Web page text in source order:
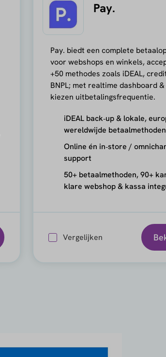
Pay.
Pay. biedt een complete
voor webshops en winkels,
+50 methodes zoals iDEAL,
BNPL; met realtime dashboard
kiezen uitbetalingsfrequentie.
iDEAL back‑up & lokale,
wereldwijde betaalmethoden
Online én in‑store /
support
50+ betaalmethoden, 90+
klare webshop & kassa
Vergelijken